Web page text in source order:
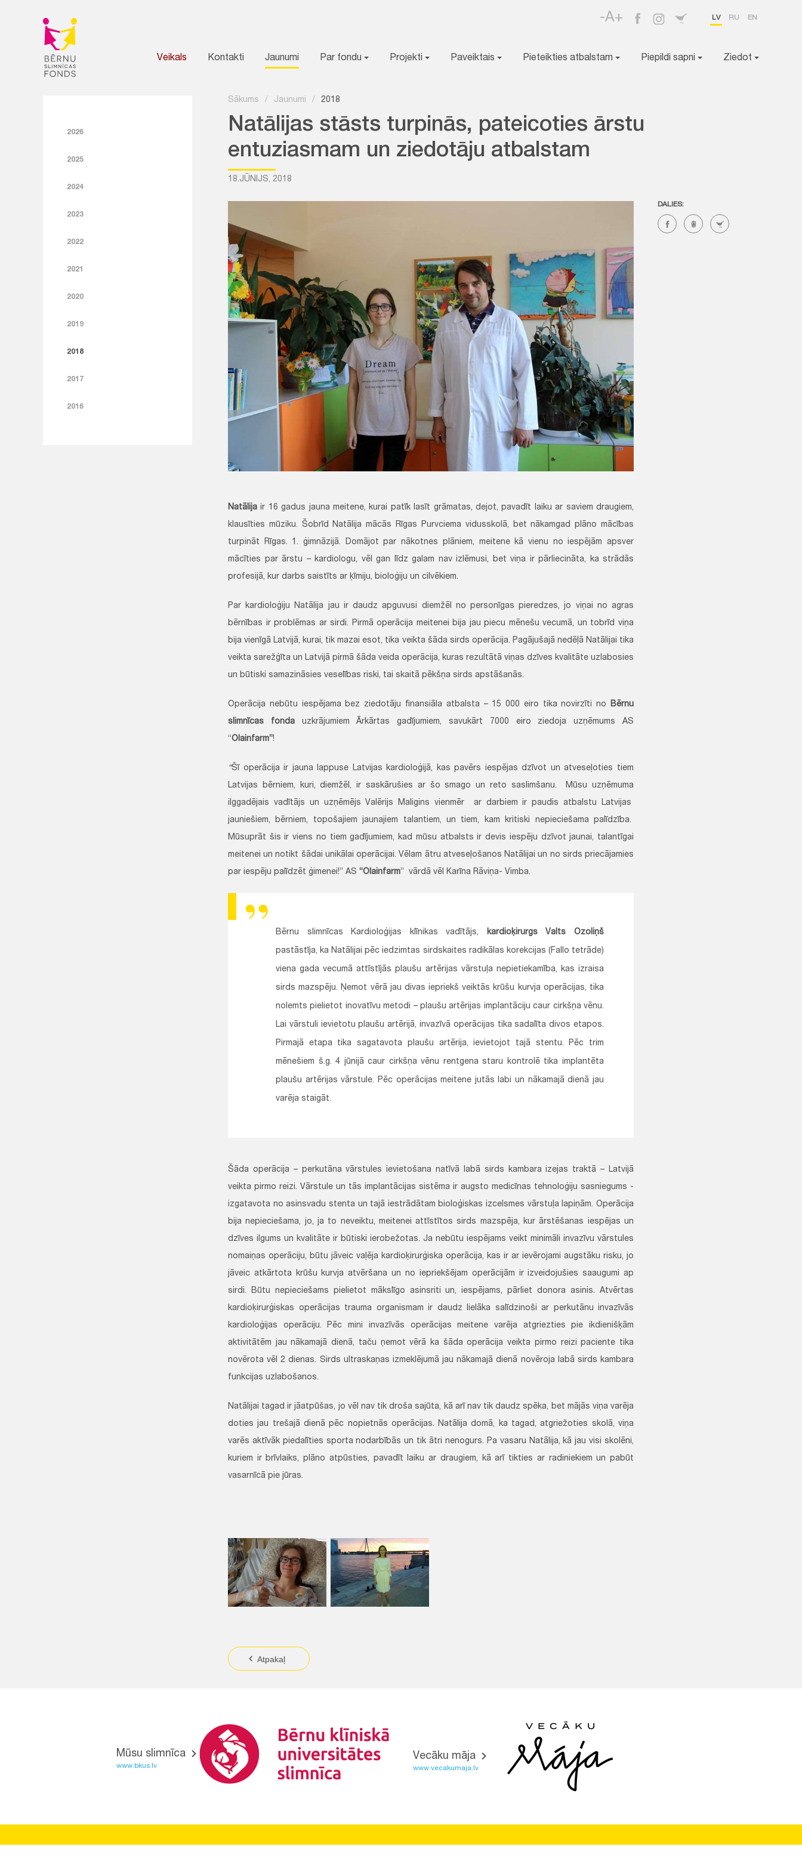
-A+ LV RU EN
Veikals Kontakti Jaunumi Par fondu Projekti Paveiktais Pieteikties atbalstam Piepildi sapni Ziedot
2026
2025
2024
2023
2022
2021
2020
2019
2018
2017
2016
Sākums / Jaunumi / 2018
Natālijas stāsts turpinās, pateicoties ārstu
entuziasmam un ziedotāju atbalstam
18.JŪNIJS, 2018
DALIES:
Natālijair 16 gadus jauna meitene, kurai patīk lasīt grāmatas, dejot, pavadīt laiku ar saviem draugiem,
klausīties mūziku. Šobrīd Natālija mācās Rīgas Purvciema vidusskolā, bet nākamgad plāno mācības
turpināt Rīgas. 1. ģimnāzijā. Domājot par nākotnes plāniem, meitene kā vienu no iespējām apsver
mācīties par ārstu – kardiologu, vēl gan līdz galam nav izlēmusi, bet viņa ir pārliecināta, ka strādās
profesijā, kur darbs saistīts ar ķīmiju, bioloģiju un cilvēkiem.
Par kardioloģiju Natālija jau ir daudz apguvusi diemžēl no personīgas pieredzes, jo viņai no agras
bērnības ir problēmas ar sirdi. Pirmā operācija meitenei bija jau piecu mēnešu vecumā, un tobrīd viņa
bija vienīgā Latvijā, kurai, tik mazai esot, tika veikta šāda sirds operācija. Pagājušajā nedēļā Natālijai tika
veikta sarežģīta un Latvijā pirmā šāda veida operācija, kuras rezultātā viņas dzīves kvalitāte uzlabosies
un būtiski samazināsies veselības riski, tai skaitā pēkšņa sirds apstāšanās.
Operācija nebūtu iespējama bez ziedotāju finansiāla atbalsta – 15 000 eiro tika novirzīti no Bērnu
slimnīcas fondauzkrājumiem Ārkārtas gadījumiem, savukārt 7000 eiro ziedoja uzņēmums AS
“Olainfarm”!
“Šī operācija ir jauna lappuse Latvijas kardioloģijā, kas pavērs iespējas dzīvot un atveseļoties tiem
Latvijas bērniem, kuri, diemžēl, ir saskārušies ar šo smago un reto saslimšanu. Mūsu uzņēmuma
ilggadējais vadītājs un uzņēmējs Valērijs Maligins vienmēr ar darbiem ir paudis atbalstu Latvijas
jauniešiem, bērniem, topošajiem jaunajiem talantiem, un tiem, kam kritiski nepieciešama palīdzība.
Mūsuprāt šis ir viens no tiem gadījumiem, kad mūsu atbalsts ir devis iespēju dzīvot jaunai, talantīgai
meitenei un notikt šādai unikālai operācijai. Vēlam ātru atveseļošanos Natālijai un no sirds priecājamies
par iespēju palīdzēt ģimenei!” AS “Olainfarm” vārdā vēl Karīna Rāviņa- Vimba.
Bērnu slimnīcas Kardioloģijas klīnikas vadītājs, kardioķirurgs Valts Ozoliņš
pastāstīja, ka Natālijai pēc iedzimtas sirdskaites radikālas korekcijas (Fallo tetrāde)
viena gada vecumā attīstījās plaušu artērijas vārstuļa nepietiekamība, kas izraisa
sirds mazspēju. Ņemot vērā jau divas iepriekš veiktās krūšu kurvja operācijas, tika
nolemts pielietot inovatīvu metodi – plaušu artērijas implantāciju caur cirkšņa vēnu.
Lai vārstuli ievietotu plaušu artērijā, invazīvā operācijas tika sadalīta divos etapos.
Pirmajā etapa tika sagatavota plaušu artērija, ievietojot tajā stentu. Pēc trim
mēnešiem š.g. 4 jūnijā caur cirkšņa vēnu rentgena staru kontrolē tika implantēta
plaušu artērijas vārstule. Pēc operācijas meitene jutās labi un nākamajā dienā jau
varēja staigāt.
Šāda operācija – perkutāna vārstules ievietošana natīvā labā sirds kambara izejas traktā – Latvijā
veikta pirmo reizi. Vārstule un tās implantācijas sistēma ir augsto medicīnas tehnoloģiju sasniegums -
izgatavota no asinsvadu stenta un tajā iestrādātam bioloģiskas izcelsmes vārstuļa lapiņām. Operācija
bija nepieciešama, jo, ja to neveiktu, meitenei attīstītos sirds mazspēja, kur ārstēšanas iespējas un
dzīves ilgums un kvalitāte ir būtiski ierobežotas. Ja nebūtu iespējams veikt minimāli invazīvu vārstules
nomaiņas operāciju, būtu jāveic vaļēja kardioķirurģiska operācija, kas ir ar ievērojami augstāku risku, jo
jāveic atkārtota krūšu kurvja atvēršana un no iepriekšējam operācijām ir izveidojušies saaugumi ap
sirdi. Būtu nepieciešams pielietot mākslīgo asinsriti un, iespējams, pārliet donora asinis. Atvērtas
kardioķirurģiskas operācijas trauma organismam ir daudz lielāka salīdzinoši ar perkutānu invazīvās
kardioloģijas operāciju. Pēc mini invazīvās operācijas meitene varēja atgriezties pie ikdienišķām
aktivitātēm jau nākamajā dienā, taču ņemot vērā ka šāda operācija veikta pirmo reizi paciente tika
novērota vēl 2 dienas. Sirds ultraskaņas izmeklējumā jau nākamajā dienā novēroja labā sirds kambara
funkcijas uzlabošanos.
Natālijai tagad ir jāatpūšas, jo vēl nav tik droša sajūta, kā arī nav tik daudz spēka, bet mājās viņa varēja
doties jau trešajā dienā pēc nopietnās operācijas. Natālija domā, ka tagad, atgriežoties skolā, viņa
varēs aktīvāk piedalīties sporta nodarbībās un tik ātri nenogurs. Pa vasaru Natālija, kā jau visi skolēni,
kuriem ir brīvlaiks, plāno atpūsties, pavadīt laiku ar draugiem, kā arī tikties ar radiniekiem un pabūt
vasarnīcā pie jūras.
Atpakaļ
Mūsu slimnīca
www.bkus.lv
Vecāku māja
www.vecakumaja.lv